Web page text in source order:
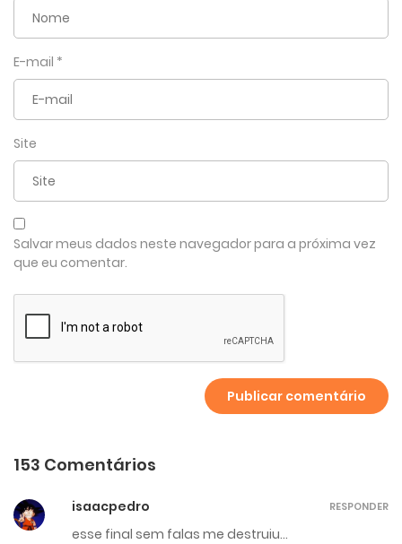
E-mail *
Site
Salvar meus dados neste navegador para a próxima vez
que eu comentar.
153 Comentários
isaacpedro
esse final sem falas me destruiu…
RESPONDER